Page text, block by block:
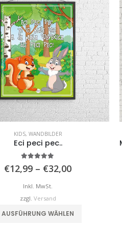
KIDS, WANDBILDER
Eci peci pec..
€12,99 – €32,00Preisspanne:
Inkl. MwSt.
zzgl. Versand
AUSFÜHRUNG WÄHLEN